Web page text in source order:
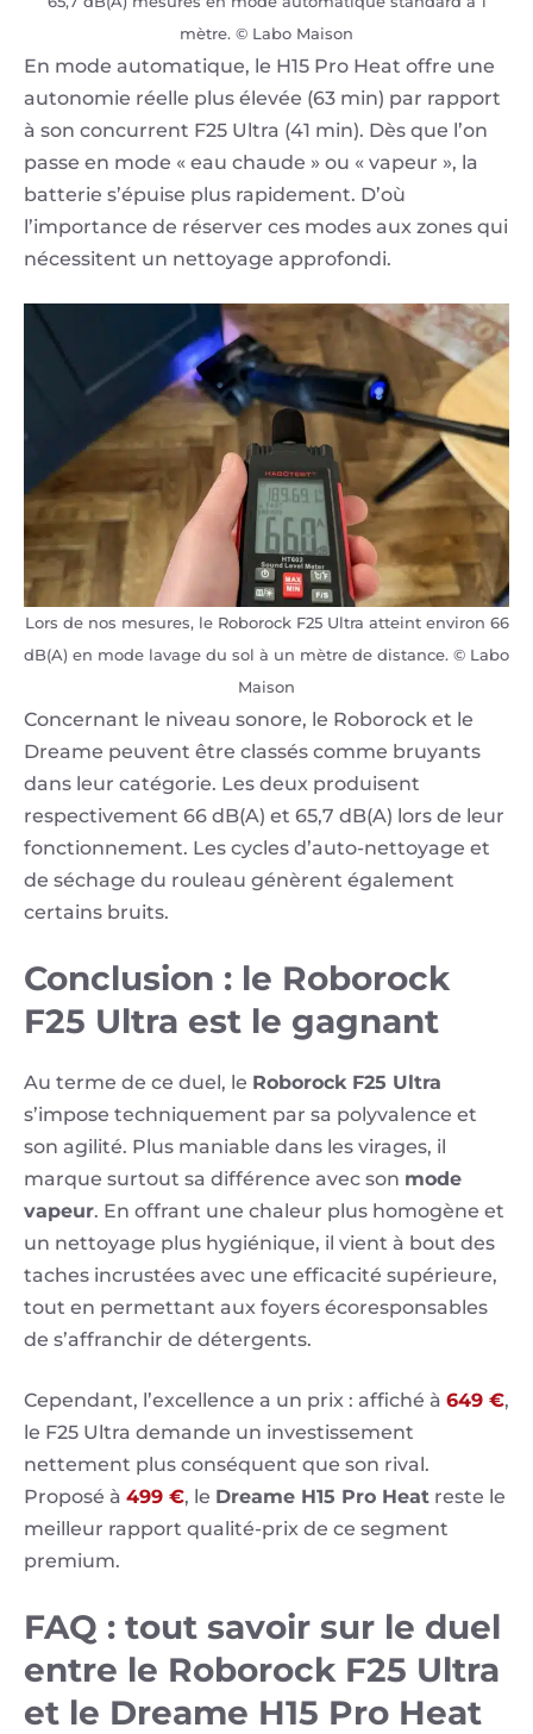
mètre. © Labo Maison
En mode automatique, le H15 Pro Heat offre une
autonomie réelle plus élevée (63 min) par rapport
à son concurrent F25 Ultra (41 min). Dès que l’on
passe en mode « eau chaude » ou « vapeur », la
batterie s’épuise plus rapidement. D’où
l’importance de réserver ces modes aux zones qui
nécessitent un nettoyage approfondi.
Lors de nos mesures, le Roborock F25 Ultra atteint environ 66
dB(A) en mode lavage du sol à un mètre de distance. © Labo
Maison
Concernant le niveau sonore, le Roborock et le
Dreame peuvent être classés comme bruyants
dans leur catégorie. Les deux produisent
respectivement 66 dB(A) et 65,7 dB(A) lors de leur
fonctionnement. Les cycles d’auto-nettoyage et
de séchage du rouleau génèrent également
certains bruits.
Conclusion : le Roborock
F25 Ultra est le gagnant
Au terme de ce duel, le Roborock F25 Ultra
s’impose techniquement par sa polyvalence et
son agilité. Plus maniable dans les virages, il
marque surtout sa différence avec son mode
vapeur. En offrant une chaleur plus homogène et
un nettoyage plus hygiénique, il vient à bout des
taches incrustées avec une efficacité supérieure,
tout en permettant aux foyers écoresponsables
de s’affranchir de détergents.
Cependant, l’excellence a un prix : affiché à 649 €,
le F25 Ultra demande un investissement
nettement plus conséquent que son rival.
Proposé à 499 €, le Dreame H15 Pro Heat reste le
meilleur rapport qualité-prix de ce segment
premium.
FAQ : tout savoir sur le duel
entre le Roborock F25 Ultra
et le Dreame H15 Pro Heat